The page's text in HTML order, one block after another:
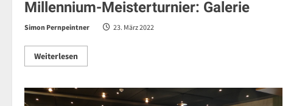
Millennium-Meisterturnier: Galerie
Simon Pernpeintner 23. März 2022
WeiterlesenRead
more
Meisterturnier:
Galerie